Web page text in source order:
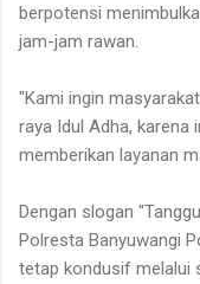
berpotensi
jam-jam rawan.
"Kami ingin
raya Idul Adha, karena
memberikan layanan
Dengan slogan
Polresta Banyuwangi
tetap kondusif melalui